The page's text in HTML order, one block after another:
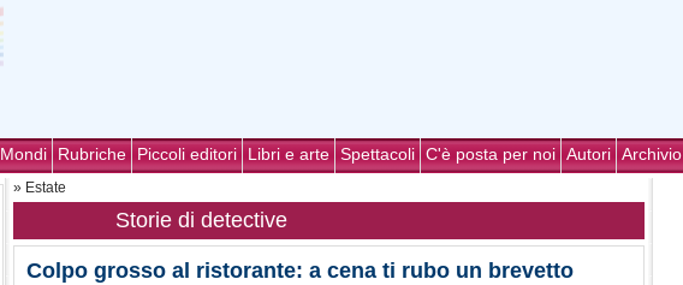
Mondi Rubriche Piccoli editori Libri e arte Spettacoli C'è posta per noi Autori Archivio
» Estate
Storie di detective
Colpo grosso al ristorante: a cena ti rubo un brevetto